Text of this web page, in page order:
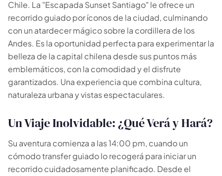
Chile. La "Escapada Sunset Santiago" le ofrece un
recorrido guiado por íconos de la ciudad, culminando
con un atardecer mágico sobre la cordillera de los
Andes. Es la oportunidad perfecta para experimentar la
belleza de la capital chilena desde sus puntos más
emblemáticos, con la comodidad y el disfrute
garantizados. Una experiencia que combina cultura,
naturaleza urbana y vistas espectaculares.
Un Viaje Inolvidable: ¿Qué Verá y Hará?
Su aventura comienza a las 14:00 pm, cuando un
cómodo transfer guiado lo recogerá para iniciar un
recorrido cuidadosamente planificado. Desde el